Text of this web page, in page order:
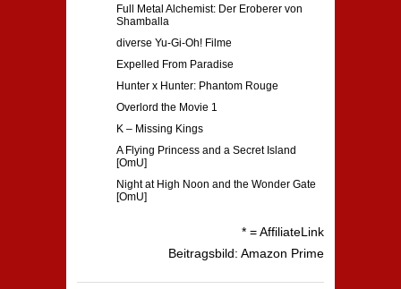
Full Metal Alchemist: Der Eroberer von
Shamballa
diverse Yu-Gi-Oh! Filme
Expelled From Paradise
Hunter x Hunter: Phantom Rouge
Overlord the Movie 1
K – Missing Kings
A Flying Princess and a Secret Island
[OmU]
Night at High Noon and the Wonder Gate
[OmU]
* = AffiliateLink
Beitragsbild: Amazon Prime